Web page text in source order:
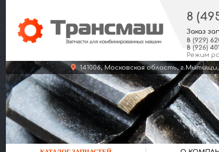
8
Заказ
8 (929)
8 (926)
Режим
141006, Московская область,